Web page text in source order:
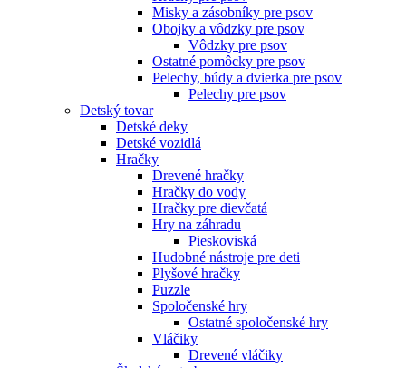
Misky a zásobníky pre psov
Obojky a vôdzky pre psov
Vôdzky pre psov
Ostatné pomôcky pre psov
Pelechy, búdy a dvierka pre psov
Pelechy pre psov
Detský tovar
Detské deky
Detské vozidlá
Hračky
Drevené hračky
Hračky do vody
Hračky pre dievčatá
Hry na záhradu
Pieskoviská
Hudobné nástroje pre deti
Plyšové hračky
Puzzle
Spoločenské hry
Ostatné spoločenské hry
Vláčiky
Drevené vláčiky